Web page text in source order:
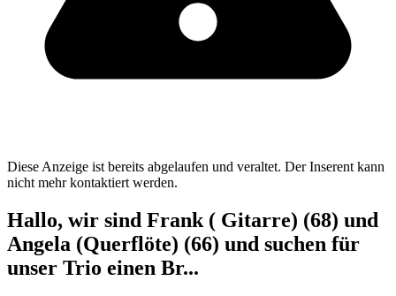
Diese Anzeige ist bereits abgelaufen und veraltet. Der Inserent kann
nicht mehr kontaktiert werden.
Hallo, wir sind Frank ( Gitarre) (68) und
Angela (Querflöte) (66) und suchen für
unser Trio einen Br...